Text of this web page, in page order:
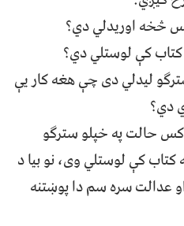
څخه اوريدلي دي؟
کې لوستلي دي؟
ليدلي دی چې هغه کار يې
دي؟
حالت په خپلو سترګو
کتاب کې لوستلي وی، نو بيا د
عدالت سره سم دا پوښتنه